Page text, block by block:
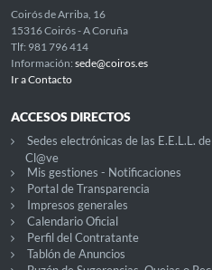
Coirós de Arriba, 16
15316 Coirós - A Coruña
Tlf: 981 796 414
Información: sede@coiros.es
Ir a Contacto
ACCESOS DIRECTOS
Sedes electrónicas de las E.E.L.L.
Cl@ve
Mis gestiones - Notificaciones
Portal de Transparencia
Impresos generales
Calendario Oficial
Perfil del Contratante
Tablón de Anuncios